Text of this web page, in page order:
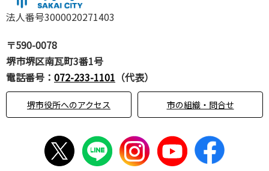
法人番号3000020271403
〒590-0078
堺市堺区南瓦町3番1号
電話番号： 072-233-1101 （代表）
堺市役所へのアクセス 市の組織・問合せ